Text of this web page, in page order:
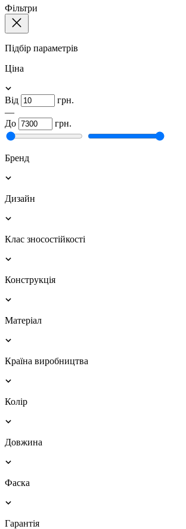
Фільтри
Підбір параметрів
Ціна
Від
грн.
—
До
грн.
Бренд
Дизайн
Клас зносостійкості
Конструкція
Матеріал
Країна виробництва
Колір
Довжина
Фаска
Гарантія